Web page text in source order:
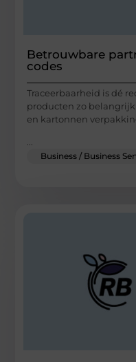
Betrouwbare
codes
Traceerbaarheid is dé
producten zo
en kartonnen
...
Business / Business